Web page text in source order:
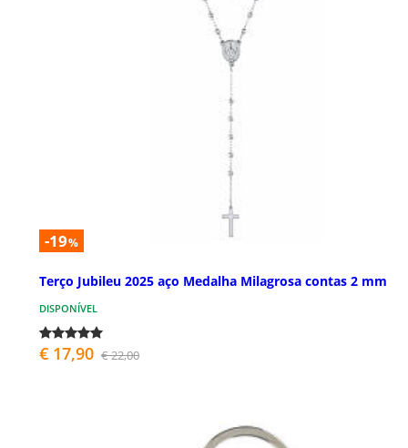
-19%
Terço Jubileu 2025 aço Medalha Milagrosa contas 2 mm
DISPONÍVEL
€ 17,90 € 22,00